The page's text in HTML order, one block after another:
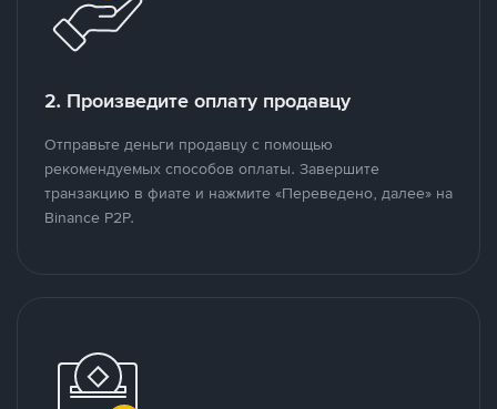
2. Произведите оплату продавцу
Отправьте деньги продавцу с помощью
рекомендуемых способов оплаты. Завершите
транзакцию в фиате и нажмите «Переведено, далее» на
Binance P2P.